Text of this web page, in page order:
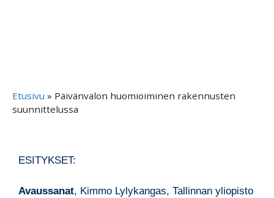
Etusivu » Päivänvalon huomioiminen rakennusten
suunnittelussa
ESITYKSET:
Avaussanat, Kimmo Lylykangas, Tallinnan yliopisto